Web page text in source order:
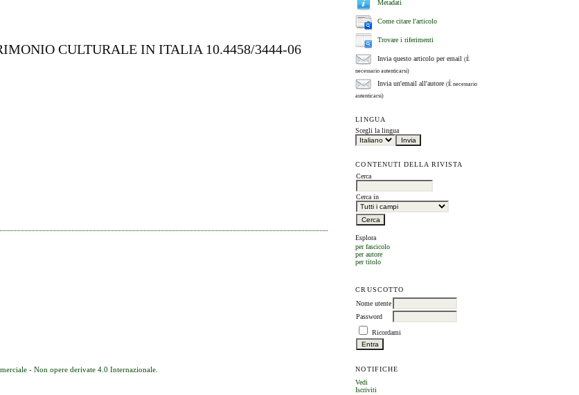
Metadati
Come citare l'articolo
Trovare i riferimenti
Invia questo articolo per email(È
necessario autenticarsi)
Invia un'email all'autore(È necessario
autenticarsi)
LINGUA
Scegli la lingua
CONTENUTI DELLA RIVISTA
Cerca
Cerca in
Esplora
per fascicolo
per autore
per titolo
CRUSCOTTO
Nome utente
Password
Ricordami
NOTIFICHE
Vedi
Iscriviti
CULTURALE IN ITALIA 10.4458/3444-06
- Non opere derivate 4.0 Internazionale